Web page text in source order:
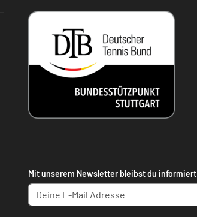
Mit unserem Newsletter bleibst du informiert